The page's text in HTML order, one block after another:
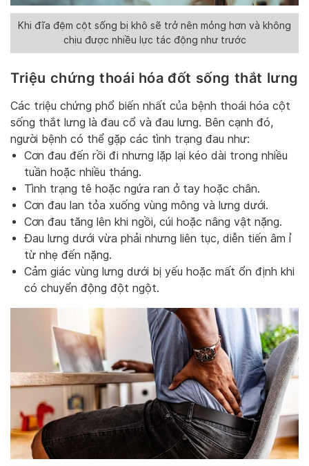
Khi đĩa đệm cột sống bị khô sẽ trở nên mỏng hơn và không
chịu được nhiều lực tác động như trước
Triệu chứng thoái hóa đốt sống thắt lưng
Các triệu chứng phổ biến nhất của bệnh thoái hóa cột
sống thắt lưng là đau cổ và đau lưng. Bên cạnh đó,
người bệnh có thể gặp các tình trạng đau như:
Cơn đau đến rồi đi nhưng lặp lại kéo dài trong nhiều
tuần hoặc nhiều tháng.
Tình trạng tê hoặc ngứa ran ở tay hoặc chân.
Cơn đau lan tỏa xuống vùng mông và lưng dưới.
Cơn đau tăng lên khi ngồi, cúi hoặc nâng vật nặng.
Đau lưng dưới vừa phải nhưng liên tục, diễn tiến âm ỉ
từ nhẹ đến nặng.
Cảm giác vùng lưng dưới bị yếu hoặc mất ổn định khi
có chuyển động đột ngột.